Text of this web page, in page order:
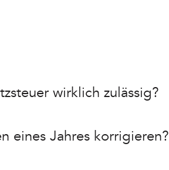
wirklich zulässig?
eines Jahres korrigieren?